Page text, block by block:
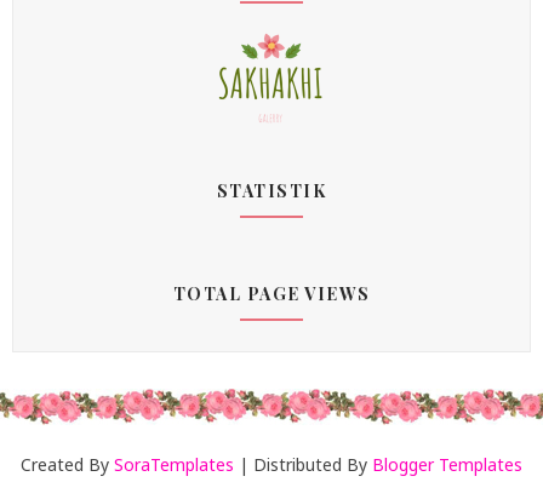
STATISTIK
TOTAL PAGE VIEWS
Created By SoraTemplates | Distributed By Blogger Templates